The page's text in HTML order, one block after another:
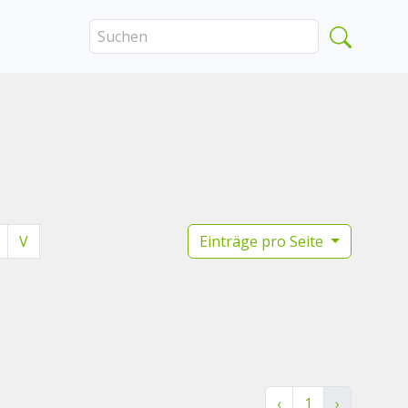
V
Einträge pro Seite
‹ 1 ›